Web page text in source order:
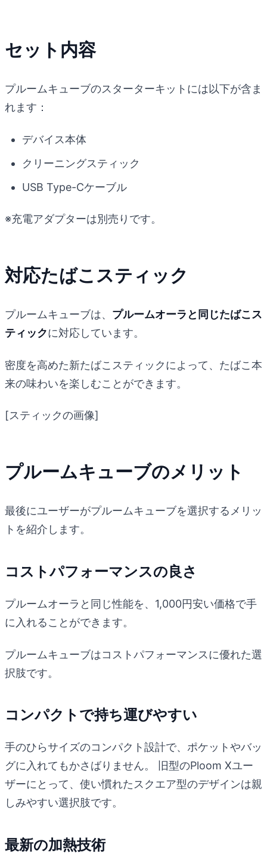
セット内容
プルームキューブのスターターキットには以下が含ま
れます：
デバイス本体
クリーニングスティック
USB Type-Cケーブル
※充電アダプターは別売りです。
対応たばこスティック
プルームキューブは、 プルームオーラと同じたばこス
ティックに対応しています。
密度を高めた新たばこスティックによって、たばこ本
来の味わいを楽しむことができます。
[スティックの画像]
プルームキューブのメリット
最後にユーザーがプルームキューブを選択するメリッ
トを紹介します。
コストパフォーマンスの良さ
プルームオーラと同じ性能を、1,000円安い価格で手
に入れることができます。
プルームキューブはコストパフォーマンスに優れた選
択肢です。
コンパクトで持ち運びやすい
手のひらサイズのコンパクト設計で、ポケットやバッ
グに入れてもかさばりません。 旧型のPloom Xユー
ザーにとって、使い慣れたスクエア型のデザインは親
しみやすい選択肢です。
最新の加熱技術